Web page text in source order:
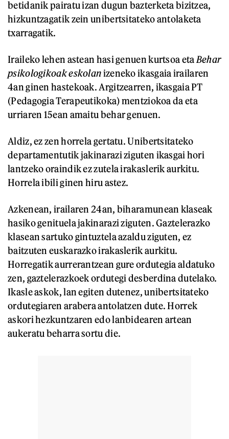
betidanik pairatu izan dugun bazterketa bizitzea,
hizkuntzagatik zein unibertsitateko antolaketa
txarragatik.
Iraileko lehen astean hasi genuen kurtsoa eta Behar
psikologikoak eskolanizeneko ikasgaia irailaren
4an ginen hastekoak. Argitzearren, ikasgaia PT
(Pedagogia Terapeutikoka) mentziokoa da eta
urriaren 15ean amaitu behar genuen.
Aldiz, ez zen horrela gertatu. Unibertsitateko
departamentutik jakinarazi ziguten ikasgai hori
lantzeko oraindik ez zutela irakaslerik aurkitu.
Horrela ibili ginen hiru astez.
Azkenean, irailaren 24an, biharamunean klaseak
hasiko genituela jakinarazi ziguten. Gaztelerazko
klasean sartuko gintuztela azaldu ziguten, ez
baitzuten euskarazko irakaslerik aurkitu.
Horregatik aurrerantzean gure ordutegia aldatuko
zen, gaztelerazkoek ordutegi desberdina dutelako.
Ikasle askok, lan egiten dutenez, unibertsitateko
ordutegiaren arabera antolatzen dute. Horrek
askori hezkuntzaren edo lanbidearen artean
aukeratu beharra sortu die.